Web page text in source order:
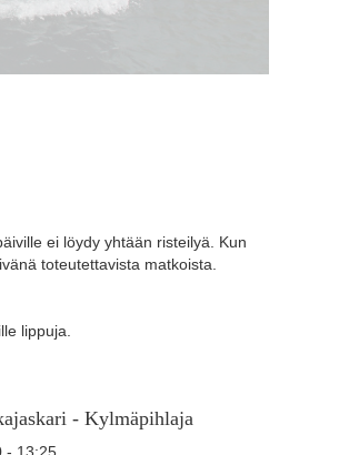
ei löydy yhtään risteilyä. Kun
toteutettavista matkoista.
lippuja.
- Kylmäpihlaja